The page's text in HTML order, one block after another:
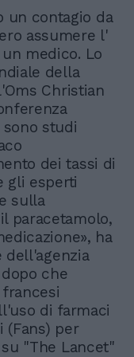
un contagio da
assumere l'
medico. Lo
della
Christian
studi
dei tassi di
gli esperti
sulla
paracetamolo,
ha
dell'agenzia
che
di farmaci
(Fans) per
"The Lancet"